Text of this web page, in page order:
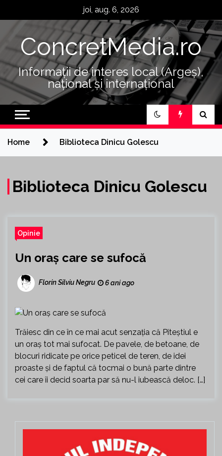
joi, aug. 6, 2026
ConcretMedia.ro
Informații de interes local (Argeș),
național și internațional
Home Biblioteca Dinicu Golescu
Biblioteca Dinicu Golescu
Opinie
Un oraș care se sufocă
Florin Silviu Negru 6 ani ago
Trăiesc din ce în ce mai acut senzația că Piteștiul e
un oraș tot mai sufocat. De pavele, de betoane, de
blocuri ridicate pe orice peticel de teren, de idei
proaste și de faptul că tocmai o bună parte dintre
cei care îi decid soarta par să nu-l iubească deloc. […]